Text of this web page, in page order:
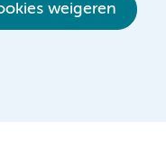
weigeren